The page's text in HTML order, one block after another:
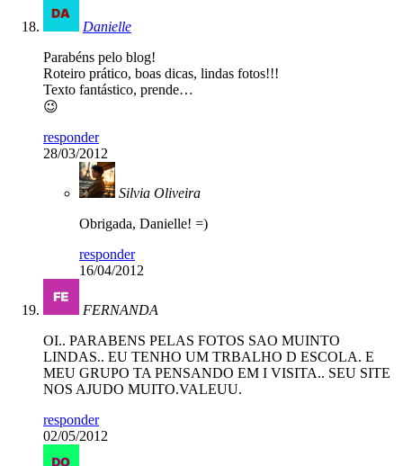
Danielle
Parabéns pelo blog!
Roteiro prático, boas dicas, lindas fotos!!!
Texto fantástico, prende…
😉
responder
28/03/2012
Silvia Oliveira
Obrigada, Danielle! =)
responder
16/04/2012
FERNANDA
OI.. PARABENS PELAS FOTOS SAO MUINTO
LINDAS.. EU TENHO UM TRBALHO D ESCOLA. E
MEU GRUPO TA PENSANDO EM I VISITA.. SEU SITE
NOS AJUDO MUITO.VALEUU.
responder
02/05/2012